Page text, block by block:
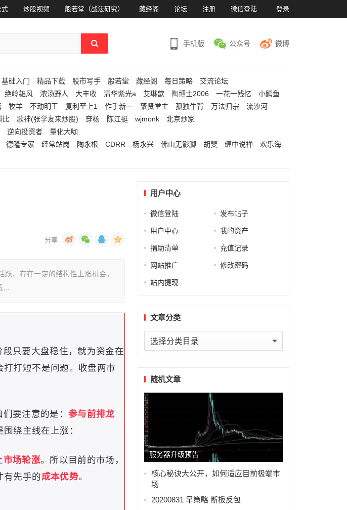
式 炒股视频 般若堂（战法研究） 藏经阁 论坛 注册 微信登陆 登录
手机版 公众号 微博
基础入门 精品下载 股市写手 般若堂 藏经阁 每日策略
交流论坛
绝岭雄风 浓汤野人 大丰收 清华紫光a 艾琳歆 陶博士2006 一花一残忆
小鳄鱼
牧羊 不动明王 复利至上1 作手新一 聚贤堂主 孤独牛背 万法归宗
流沙河
比 歌神(张学友来炒股) 穿杨 陈江挺 wjmonk
北京炒家
逆向投资者
量化大咖
德隆专家 经常站岗 陶永根 CDRR 杨永兴 佛山无影脚 胡斐 缠中说禅
欢乐海
，存在一定的结构性上涨机会。
…
段只要大盘稳住，就为资金在
打打短不是问题。 收盘两市
们要注意的是：参与前排龙
绕主线在上涨：
市场轮涨。 所以目前的市场，
有先手的成本优势。
用户中心
微信登陆 发布帖子
用户中心 我的资产
捐助清单 充值记录
网站推广 修改密码
站内提现
文章分类
文
章
类随机文章
服务器升级预告
核心秘诀大公开，如何适应目前极端市
场
20200831 早策略 断板反包